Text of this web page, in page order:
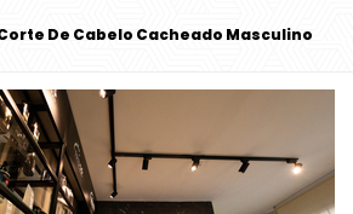
De Cabelo Cacheado Masculino